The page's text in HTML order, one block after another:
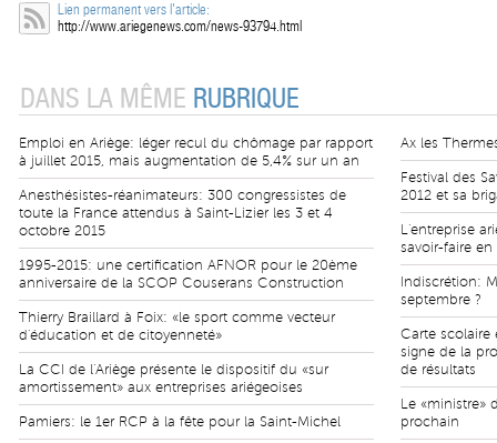
Lien permanent vers l'article:
http://www.ariegenews.com/news-93794.html
DANS LA MÊME RUBRIQUE
Emploi en Ariège: léger recul du chômage par rapport
à juillet 2015, mais augmentation de 5,4% sur un an
Anesthésistes-réanimateurs: 300 congressistes de
toute la France attendus à Saint-Lizier les 3 et 4
octobre 2015
1995-2015: une certification AFNOR pour le 20ème
anniversaire de la SCOP Couserans Construction
Thierry Braillard à Foix: «le sport comme vecteur
d'éducation et de citoyenneté»
La CCI de l'Ariège présente le dispositif du «sur
amortissement» aux entreprises ariégeoises
Pamiers: le 1er RCP à la fête pour la Saint-Michel
Ax les
Festival des
2012 et sa
L'entreprise
savoir-faire en
Indiscrétion:
septembre ?
Carte scolaire
signe de la
de résultats
Le «ministre»
prochain